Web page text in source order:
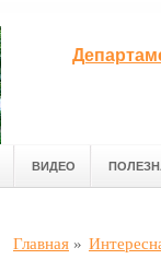
ВИДЕО
Главная »